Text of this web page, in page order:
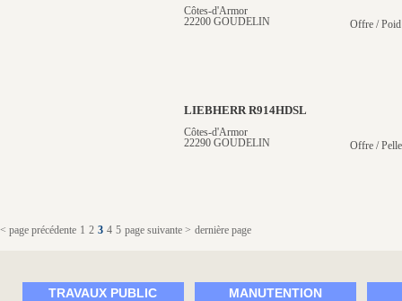
Côtes-d'Armor
22200 GOUDELIN
Offre /
LIEBHERR R914HDSL
Côtes-d'Armor
22290 GOUDELIN
Offre /
< page précédente 1 2 3 4 5 page suivante > dernière page
TRAVAUX PUBLIC MANUTENTION